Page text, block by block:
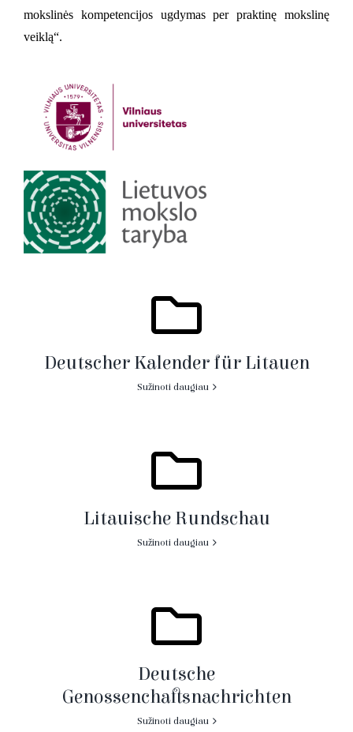
mokslinės kompetencijos ugdymas per praktinę mokslinę
veiklą“.
Deutscher Kalender für Litauen
Sužinoti daugiau
Litauische Rundschau
Sužinoti daugiau
Deutsche
Genossenchaftsnachrichten
Sužinoti daugiau